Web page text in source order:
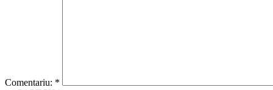
Comentariu: *